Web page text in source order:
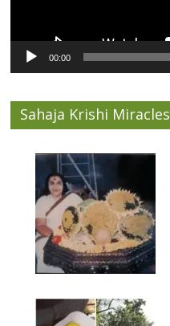
00:00
Sahaja Krishi Miracles